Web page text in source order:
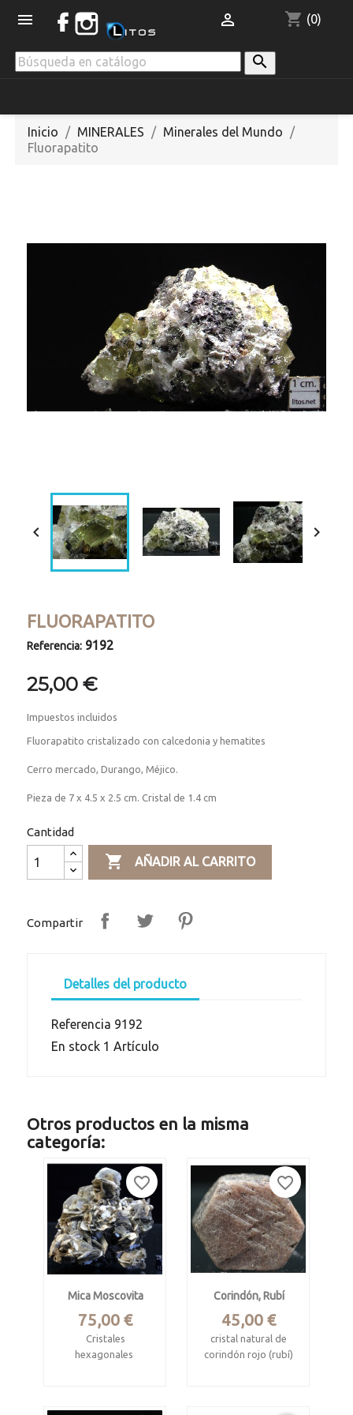
 shopping_cart (0)


Inicio MINERALES
Minerales del Mundo
Fluorapatito
 
FLUORAPATITO
Referencia: 9192
25,00 €
Impuestos incluidos
Fluorapatito cristalizado con calcedonia y hematites
Cerro mercado, Durango, Méjico.
Pieza de 7 x 4.5 x 2.5 cm. Cristal de 1.4 cm
Cantidad
 AÑADIR AL CARRITO
Compartir
Detalles del producto
Referencia 9192
En stock 1 Artículo
Otros productos en la misma
categoría:
Mica Moscovita
Precio
75,00 €
Cristales
hexagonales
favorite_border
Corindón, Rubí
Precio
45,00 €
cristal natural de
corindón rojo (rubí)
favorite_border